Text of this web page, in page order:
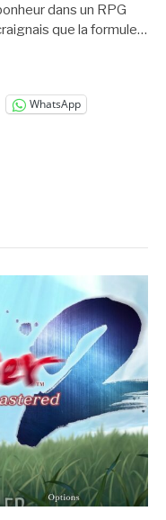
dans un RPG
que la formule…
WhatsApp